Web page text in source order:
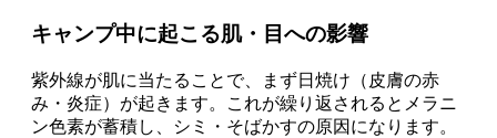
キャンプ中に起こる肌・目への影響
紫外線が肌に当たることで、まず日焼け（皮膚の赤
み・炎症）が起きます。これが繰り返されるとメラニ
ン色素が蓄積し、シミ・そばかすの原因になります。